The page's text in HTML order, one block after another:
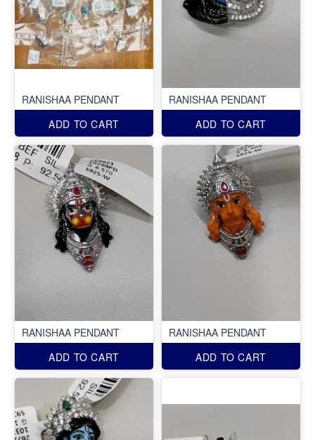
RANISHAA PENDANT
ADD TO CART
RANISHAA PENDANT
ADD TO CART
RANISHAA PENDANT
ADD TO CART
RANISHAA PENDANT
ADD TO CART